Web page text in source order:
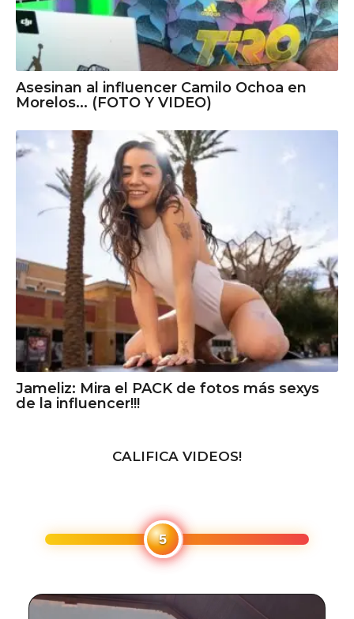
Asesinan al influencer Camilo Ochoa en
Morelos... (FOTO Y VIDEO)
Jameliz: Mira el PACK de fotos más sexys
de la influencer!!!
CALIFICA VIDEOS!